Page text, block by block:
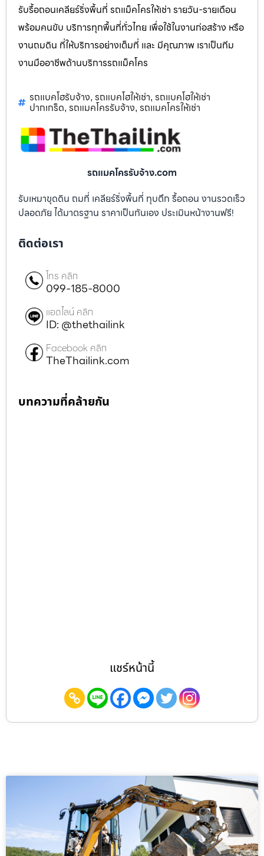
รับรื้อถอนเคลียร์ริ่งพื้นที่ รถแม็คโครให้เช่า รายวัน-รายเดือน
พร้อมคนขับ บริการทุกพื้นที่ทั่วไทย เพื่อใช้ในงานก่อสร้าง หรือ
งานถมดิน ที่ให้บริการอย่างเต็มที่ และ มีคุณภาพ เราเป็นทีม
งานมืออาชีพด้านบริการรถแม็คโคร
รถแบคโฮรับจ้าง, รถแบคโฮให้เช่า, รถแบคโฮให้เช่า
ปากเกร็ด, รถแมคโครรับจ้าง, รถแมคโครให้เช่า
รถแมคโครรับจ้าง.com
รับเหมาขุดดิน ถมที่ เคลียร์ริ่งพื้นที่ ทุบตึก รื้อถอน งานรวดเร็ว
ปลอดภัย ได้มาตรฐาน ราคาเป็นกันเอง ประเมินหน้างานฟรี!
ติดต่อเรา
โทร คลิก
099-185-8000
แอดไลน์ คลิก
ID: @thethailink
Facebook คลิก
TheThailink.com
บทความที่คล้ายกัน
แชร์หน้านี้